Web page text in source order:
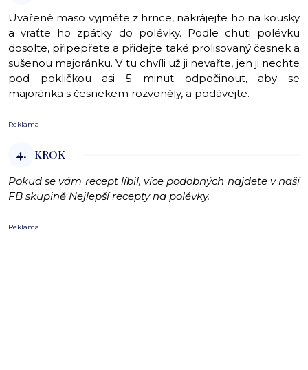
Uvařené maso vyjměte z hrnce, nakrájejte ho na kousky
a vraťte ho zpátky do polévky. Podle chuti polévku
dosolte, připepřete a přidejte také prolisovaný česnek a
sušenou majoránku. V tu chvíli už ji nevařte, jen ji nechte
pod pokličkou asi 5 minut odpočinout, aby se
majoránka s česnekem rozvoněly, a podávejte.
Reklama
4. KROK
Pokud se vám recept líbil, více podobných najdete v naší
FB skupině Nejlepší recepty na polévky.
Reklama